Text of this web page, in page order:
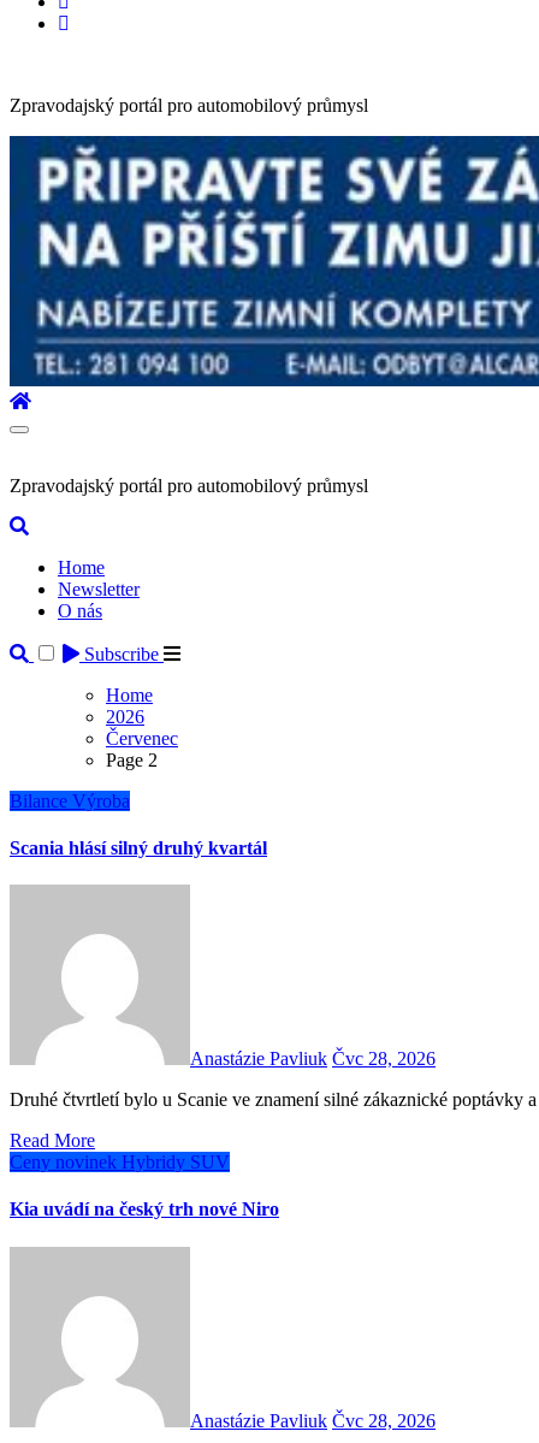
Zpravodajský portál pro automobilový průmysl
Zpravodajský portál pro automobilový průmysl
Home
Newsletter
O nás
Subscribe
Home
2026
Červenec
Page 2
Bilance Výroba
Scania hlásí silný druhý kvartál
Anastázie Pavliuk Čvc 28, 2026
Druhé čtvrtletí bylo u Scanie ve znamení silné zákaznické
Read More
Ceny novinek Hybridy SUV
Kia uvádí na český trh nové Niro
Anastázie Pavliuk Čvc 28, 2026